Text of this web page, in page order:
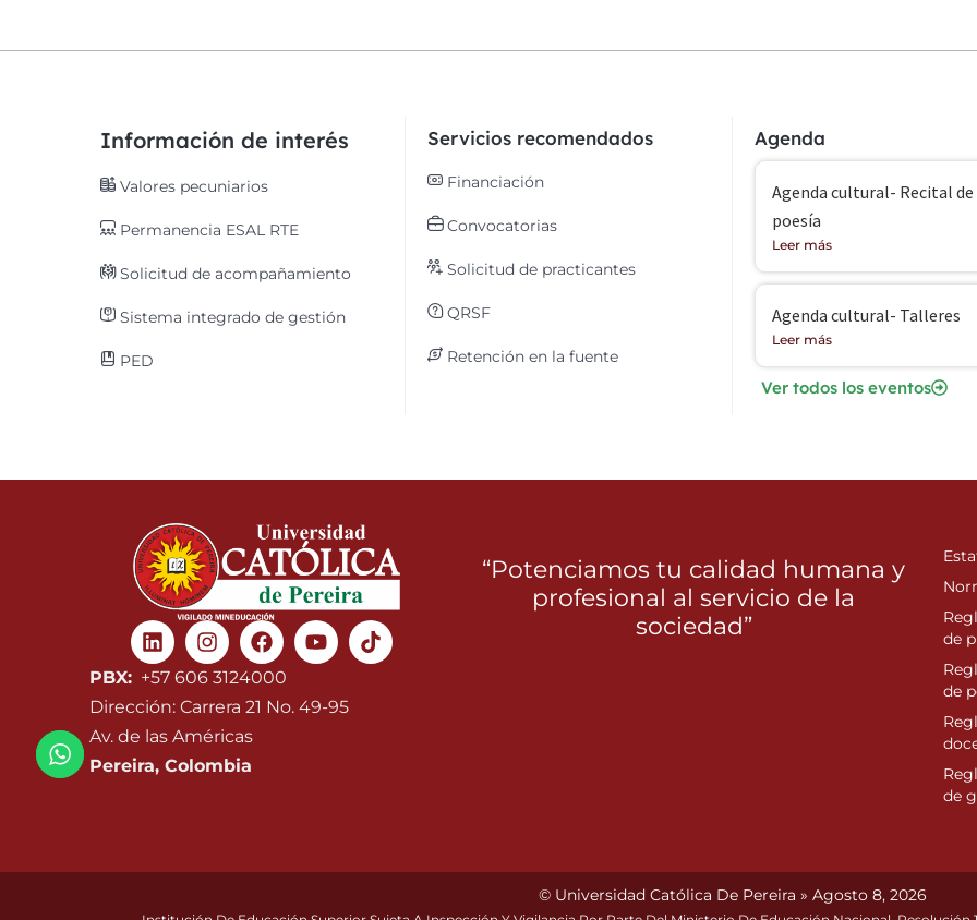
Información de interés
Valores pecuniarios
Permanencia ESAL RTE
Solicitud de acompañamiento
Sistema integrado de gestión
PED
Servicios recomendados
Financiación
Convocatorias
Solicitud de practicantes
QRSF
Retención en la fuente
Agenda
Agenda cultural- Recital de
poesía
Leer más
Agenda cultural- Talleres
Leer más
Ver todos los eventos
LinkedinInstagram
Facebook
Youtube
PBX: +57 606 3124000
Dirección: Carrera 21 No. 49-95
Av. de las Américas
Pereira, Colombia
“Potenciamos tu calidad humana y
profesional al servicio de la
sociedad”
de
de
de
© Universidad Católica De Pereira » Agosto 8, 2026